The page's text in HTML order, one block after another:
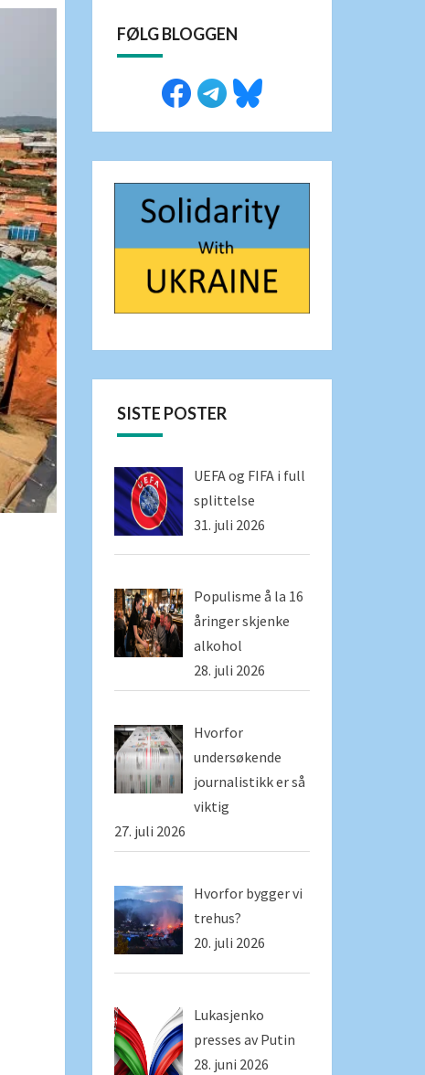
FØLG BLOGGEN
SISTE POSTER
UEFA og FIFA i full
splittelse
31. juli 2026
Populisme å la 16
åringer skjenke
alkohol
28. juli 2026
Hvorfor
undersøkende
journalistikk er så
viktig
27. juli 2026
Hvorfor bygger vi
trehus?
20. juli 2026
Lukasjenko
presses av Putin
28. juni 2026